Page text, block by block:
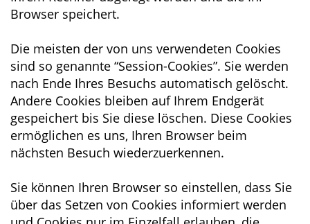
Browser speichert.
Die meisten der von uns verwendeten Cookies
sind so genannte “Session-Cookies”. Sie werden
nach Ende Ihres Besuchs automatisch gelöscht.
Andere Cookies bleiben auf Ihrem Endgerät
gespeichert bis Sie diese löschen. Diese Cookies
ermöglichen es uns, Ihren Browser beim
nächsten Besuch wiederzuerkennen.
Sie können Ihren Browser so einstellen, dass Sie
über das Setzen von Cookies informiert werden